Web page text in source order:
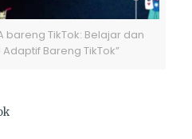
bareng TikTok: Belajar dan
Bareng TikTok”